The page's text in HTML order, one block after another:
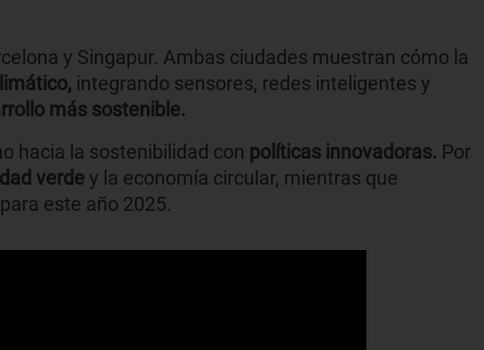
y Singapur. Ambas ciudades muestran cómo la
integrando sensores, redes inteligentes y
más sostenible.
hacia la sostenibilidad con políticas innovadoras. Por
verdey la economía circular, mientras que
para este año 2025.